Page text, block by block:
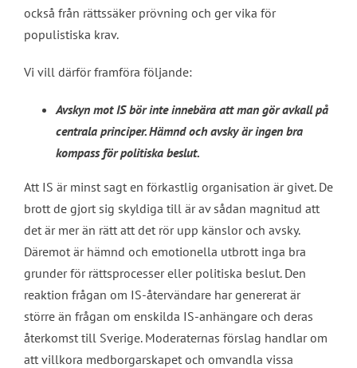
också från rättssäker prövning och ger vika för
populistiska krav.
Vi vill därför framföra följande:
Avskyn mot IS bör inte innebära att man gör avkall på
centrala principer. Hämnd och avsky är ingen bra
kompass för politiska beslut.
Att IS är minst sagt en förkastlig organisation är givet. De
brott de gjort sig skyldiga till är av sådan magnitud att
det är mer än rätt att det rör upp känslor och avsky.
Däremot är hämnd och emotionella utbrott inga bra
grunder för rättsprocesser eller politiska beslut. Den
reaktion frågan om IS-återvändare har genererat är
större än frågan om enskilda IS-anhängare och deras
återkomst till Sverige. Moderaternas förslag handlar om
att villkora medborgarskapet och omvandla vissa